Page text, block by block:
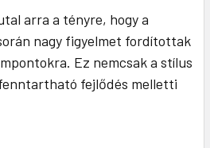
arra a tényre, hogy a
nagy figyelmet fordítottak
Ez nemcsak a stílus
fejlődés melletti